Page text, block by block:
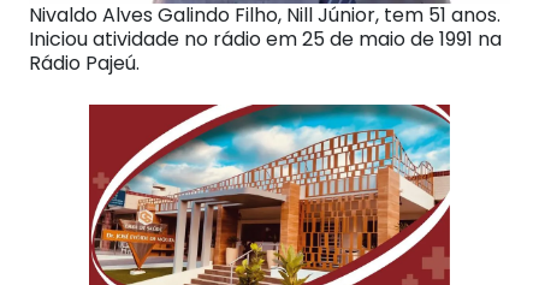
Nivaldo Alves Galindo Filho, Nill Júnior, tem 51 anos.
Iniciou atividade no rádio em 25 de maio de 1991 na
Rádio Pajeú.